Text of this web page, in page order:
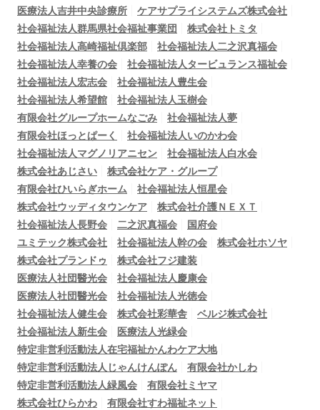
医療法人吉井中央診療所
ケアサプライシステムズ株式会社
社会福祉法人群馬県社会福祉事業団
株式会社トミタ
社会福祉法人高崎福祉倶楽部
社会福祉法人二之沢真福会
社会福祉法人幸養の会
社会福祉法人タービュランス福祉会
社会福祉法人宏志会
社会福祉法人豊生会
社会福祉法人希望館
社会福祉法人玉樹会
有限会社グループホームなごみ
社会福祉法人夢
有限会社ほっとぱーく
社会福祉法人いのかわ会
社会福祉法人マグノリアニセン
社会福祉法人白水会
株式会社あじさい
株式会社ケア・グループ
有限会社ひいらぎホーム
社会福祉法人恒星会
株式会社ウッディタウンケア
株式会社介護ＮＥＸＴ
社会福祉法人長野会
二之沢真福会
国府会
ユミテック株式会社
社会福祉法人幹の会
株式会社ホソヤ
株式会社プランドゥ
株式会社フジ建装
医療法人社団醫光会
社会福祉法人慶康会
医療法人社団醫光会
社会福祉法人光徳会
社会福祉法人健生会
株式会社彩華舎
ベルジ株式会社
社会福祉法人新生会
医療法人光緑会
特定非営利活動法人在宅福祉かんわケア大地
特定非営利活動法人じゃんけんぽん
有限会社かしわ
特定非営利活動法人緑風会
有限会社ミヤマ
株式会社ひらかわ
有限会社すわ福祉ネット